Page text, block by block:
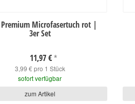
Premium Microfasertuch rot |
3er Set
11,97 € *
3,99 € pro 1 Stück
sofort verfügbar
zum Artikel